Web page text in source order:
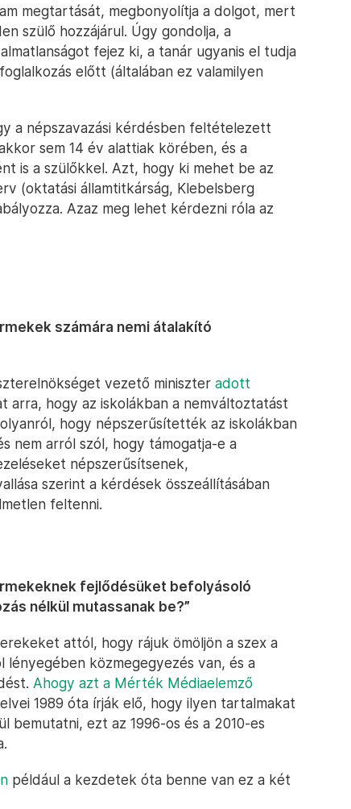
megtartását, megbonyolítja a dolgot, mert
szülő hozzájárul. Úgy gondolja, a
fejez ki, a tanár ugyanis el tudja
előtt (általában ez valamilyen
a népszavazási kérdésben feltételezett
sem 14 év alattiak körében, és a
is a szülőkkel. Azt, hogy ki mehet be az
(oktatási államtitkárság, Klebelsberg
Azaz meg lehet kérdezni róla az
számára nemi átalakító
vezető miniszter adott
arra, hogy az iskolákban a nemváltoztatást
hogy népszerűsítették az iskolákban
nem arról szól, hogy támogatja-e a
népszerűsítsenek,
szerint a kérdések összeállításában
feltenni.
fejlődésüket befolyásoló
nélkül mutassanak be?”
attól, hogy rájuk ömöljön a szex a
lényegében közmegegyezés van, és a
Ahogy azt a Mérték Médiaelemző
1989 óta írják elő, hogy ilyen tartalmakat
bemutatni, ezt az 1996-os és a 2010-es
például a kezdetek óta benne van ez a két